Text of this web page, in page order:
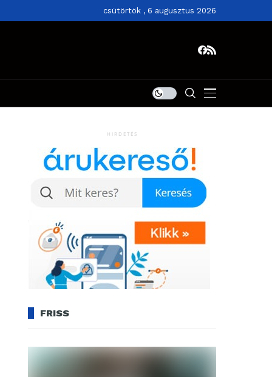
csütörtök , 6 augusztus 2026
HIRDETÉS
FRISS